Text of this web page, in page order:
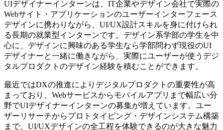
UIデザイナーインターンは、IT企業やデザイン会社で実際の
Webサイト・アプリケーションのユーザーインターフェース
デザインに携わりながら、UI/UX設計スキルを身に付けられ
る長期の就業型インターンです。デザイン系学部の学生を中
心に、デザインに興味のある学生なら学部問わず現役のUI
デザイナーと一緒に働きながら、実際にユーザーが使うデジ
タルプロダクトのデザイン経験を積むことができます。
最近ではDXの推進によりデジタルプロダクトの重要性が高
まっており、Webサービスからモバイルアプリまで幅広い分
野でUIデザイナーインターンの募集が増えています。ユー
ザーリサーチからプロトタイピング・デザインシステム構築
まで、UI/UXデザインの全工程を体験できるのが大きな魅力